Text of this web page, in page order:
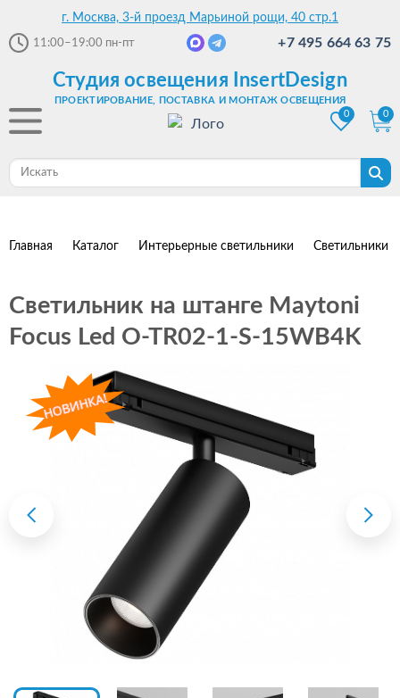
г. Москва, 3-й проезд Марьиной рощи, 40 стр.1
11:00–19:00 пн-пт +7 495 664 63 75
Студия освещения InsertDesign
ПРОЕКТИРОВАНИЕ, ПОСТАВКА И МОНТАЖ ОСВЕЩЕНИЯ
0
0
Главная Каталог Интерьерные светильники Светильники
Светильник на штанге Maytoni
Focus Led O-TR02-1-S-15WB4K